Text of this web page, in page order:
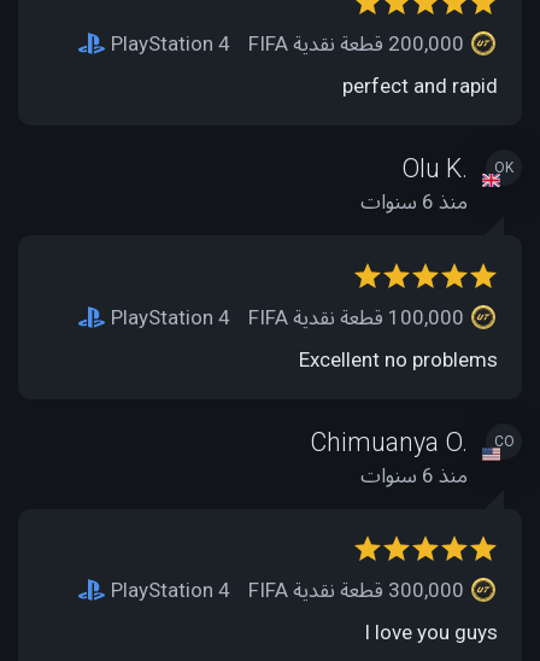
PlayStation 4
perfect and rapid
OK
Olu K.
منذ 6 سنوات
PlayStation 4
Excellent no problems
CO
Chimuanya O.
منذ 6 سنوات
PlayStation 4
I love you guys